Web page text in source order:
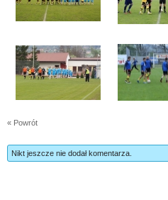
« Powrót
Nikt jeszcze nie dodał komentarza.